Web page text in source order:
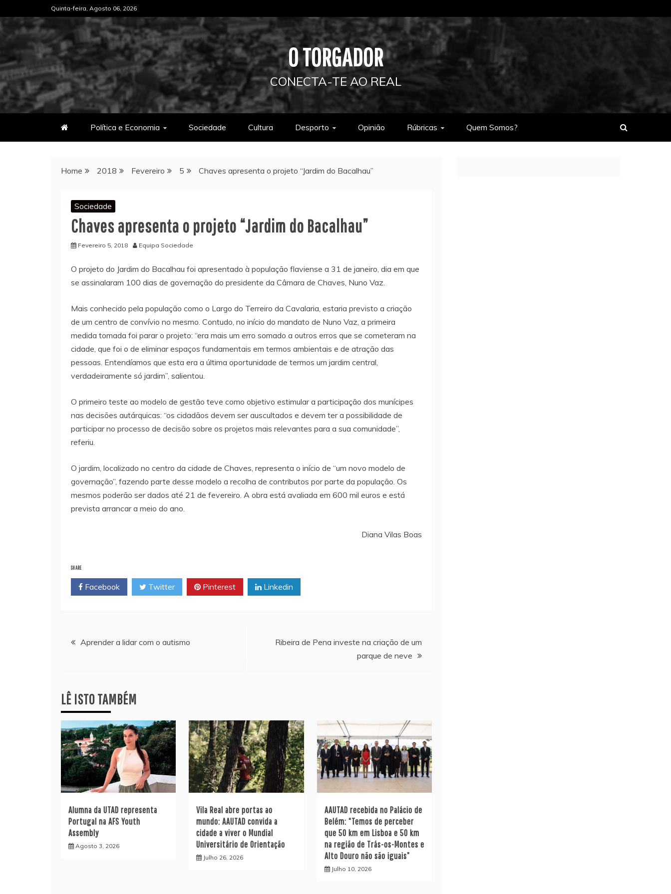
to
content
Quinta-feira, Agosto 06, 2026
O TORGADOR
CONECTA-TE AO REAL
Política e Economia Sociedade Cultura Desporto Opinião Rúbricas Quem Somos?
Home 2018 Fevereiro 5 Chaves apresenta o projeto “Jardim do Bacalhau”
Sociedade
Chaves apresenta o projeto “Jardim do Bacalhau”
Fevereiro 5, 2018 Equipa Sociedade
O projeto do Jardim do Bacalhau foi apresentado à população flaviense a 31 de janeiro, dia em que
se assinalaram 100 dias de governação do presidente da Câmara de Chaves, Nuno Vaz.
Mais conhecido pela população como o Largo do Terreiro da Cavalaria, estaria previsto a criação
de um centro de convívio no mesmo. Contudo, no início do mandato de Nuno Vaz, a primeira
medida tomada foi parar o projeto: “era mais um erro somado a outros erros que se cometeram na
cidade, que foi o de eliminar espaços fundamentais em termos ambientais e de atração das
pessoas. Entendíamos que esta era a última oportunidade de termos um jardim central,
verdadeiramente só jardim”, salientou.
O primeiro teste ao modelo de gestão teve como objetivo estimular a participação dos munícipes
nas decisões autárquicas: “os cidadãos devem ser auscultados e devem ter a possibilidade de
participar no processo de decisão sobre os projetos mais relevantes para a sua comunidade”,
referiu.
O jardim, localizado no centro da cidade de Chaves, representa o início de “um novo modelo de
governação”, fazendo parte desse modelo a recolha de contributos por parte da população. Os
mesmos poderão ser dados até 21 de fevereiro. A obra está avaliada em 600 mil euros e está
prevista arrancar a meio do ano.
Diana Vilas Boas
SHARE
Facebook Twitter Pinterest Linkedin
Navegação
artigos
Aprender a lidar com o autismo
Ribeira de Pena investe na criação de um
parque de neve
LÊ ISTO TAMBÉM
Alumna da UTAD representa
Portugal na AFS Youth
Assembly
Agosto 3, 2026
Vila Real abre portas ao
mundo: AAUTAD convida a
cidade a viver o Mundial
Universitário de Orientação
Julho 26, 2026
AAUTAD recebida no Palácio de
Belém: “Temos de perceber
que 50 km em Lisboa e 50 km
na região de Trás-os-Montes e
Alto Douro não são iguais”
Julho 10, 2026